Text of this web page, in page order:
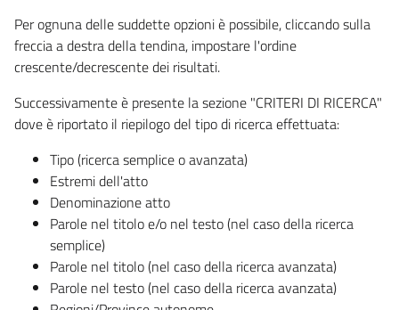
Per ognuna delle suddette opzioni è possibile, cliccando sulla
freccia a destra della tendina, impostare l'ordine
crescente/decrescente dei risultati.
Successivamente è presente la sezione "CRITERI DI RICERCA"
dove è riportato il riepilogo del tipo di ricerca effettuata:
Tipo (ricerca semplice o avanzata)
Estremi dell'atto
Denominazione atto
Parole nel titolo e/o nel testo (nel caso della ricerca
semplice)
Parole nel titolo (nel caso della ricerca avanzata)
Parole nel testo (nel caso della ricerca avanzata)